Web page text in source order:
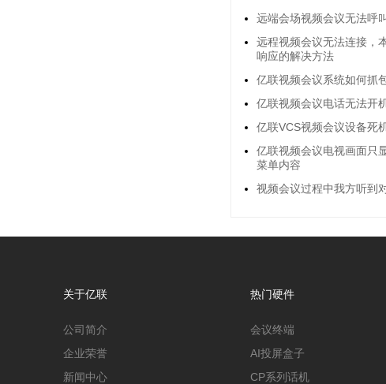
远端会场视频会议无法呼
远程视频会议无法连接，
响应的解决方法
亿联视频会议系统如何抓
亿联视频会议电话无法开
亿联VCS视频会议设备死
亿联视频会议电视画面只
菜单内容
视频会议过程中我方听到
关于亿联
公司简介
企业荣誉
新闻中心
热门硬件
会议终端
AI投屏盒子
CP系列话机